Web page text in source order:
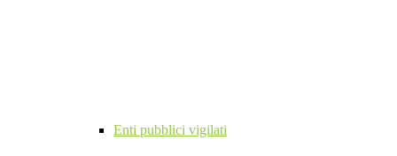
Enti pubblici vigilati